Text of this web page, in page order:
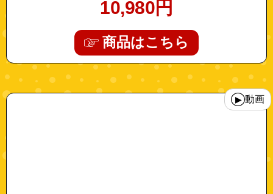
10,980円
商品はこちら
"a0385-2"
▶ 動画